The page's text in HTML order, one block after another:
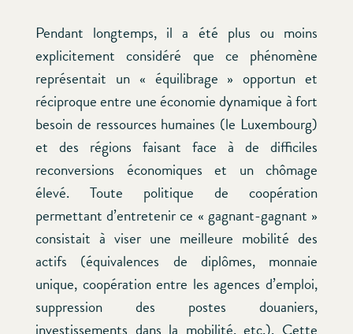
Pendant longtemps, il a été plus ou moins
explicitement considéré que ce phénomène
représentait un « équilibrage » opportun et
réciproque entre une économie dynamique à fort
besoin de ressources humaines (le Luxembourg)
et des régions faisant face à de difficiles
reconversions économiques et un chômage
élevé. Toute politique de coopération
permettant d’entretenir ce « gagnant-gagnant »
consistait à viser une meilleure mobilité des
actifs (équivalences de diplômes, monnaie
unique, coopération entre les agences d’emploi,
suppression des postes douaniers,